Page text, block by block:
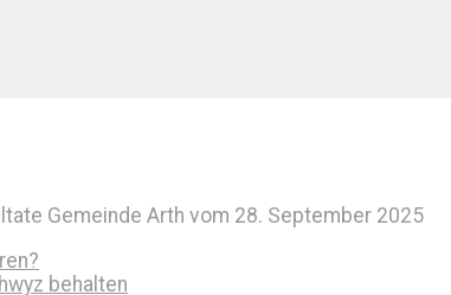
Gemeinde Arth vom 28. September 2025
behalten